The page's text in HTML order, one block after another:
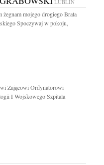
LUBLIN
żegnam mojego drogiego Brata
Spoczywaj w pokoju,
Zającowi Ordynatorowi
I Wojskowego Szpitala